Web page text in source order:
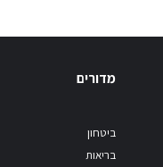
מדורים
ביטחון
בריאות